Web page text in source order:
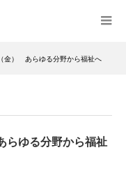
金） あらゆる分野から福祉へ
ゆる分野から福祉